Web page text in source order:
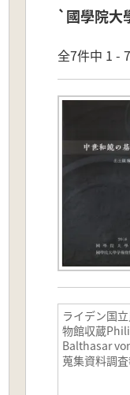
`國學院大
全7件中 1 -
ライデン国
物館収蔵
Balthasar
蒐集資料調